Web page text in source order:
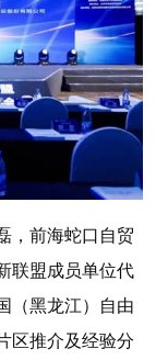
，前海蛇口自贸
联盟成员单位代
（黑龙江）自由
区推介及经验分